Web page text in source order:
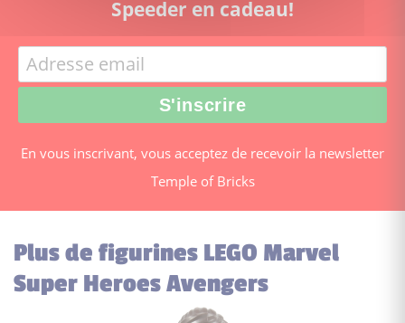
Speeder en cadeau!
En vous inscrivant, vous acceptez de recevoir la newsletter
Temple of Bricks
Plus de figurines LEGO Marvel
Super Heroes Avengers